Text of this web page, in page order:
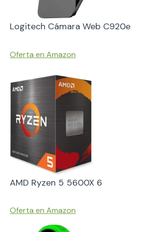
Logitech Cámara Web C920e
Oferta en Amazon
AMD Ryzen 5 5600X 6
Oferta en Amazon